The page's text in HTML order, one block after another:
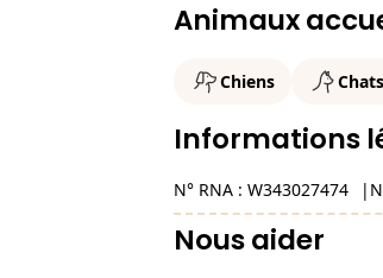
Animaux
Chiens Chats
Informations
N° RNA : W343027474
Nous aider